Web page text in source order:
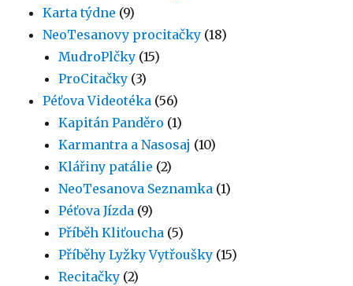
Karta týdne (9)
NeoTesanovy procitačky (18)
MudroPlčky (15)
ProCitačky (3)
Péťova Videotéka (56)
Kapitán Panděro (1)
Karmantra a Nasosaj (10)
Klářiny patálie (2)
NeoTesanova Seznamka (1)
Péťova Jízda (9)
Příběh Kliťoucha (5)
Příběhy Lyžky Vytřoušky (15)
Recitačky (2)